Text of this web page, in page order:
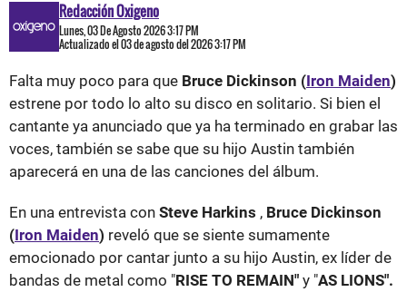
Redacción Oxigeno
Lunes, 03 De Agosto 2026 3:17 PM
Actualizado el 03 de agosto del 2026 3:17 PM
Falta muy poco para que Bruce Dickinson (Iron Maiden)
estrene por todo lo alto su disco en solitario. Si bien el
cantante ya anunciado que ya ha terminado en grabar las
voces, también se sabe que su hijo Austin también
aparecerá en una de las canciones del álbum.
En una entrevista con Steve Harkins , Bruce Dickinson
(Iron Maiden) reveló que se siente sumamente
emocionado por cantar junto a su hijo Austin, ex líder de
bandas de metal como "RISE TO REMAIN" y "AS LIONS".